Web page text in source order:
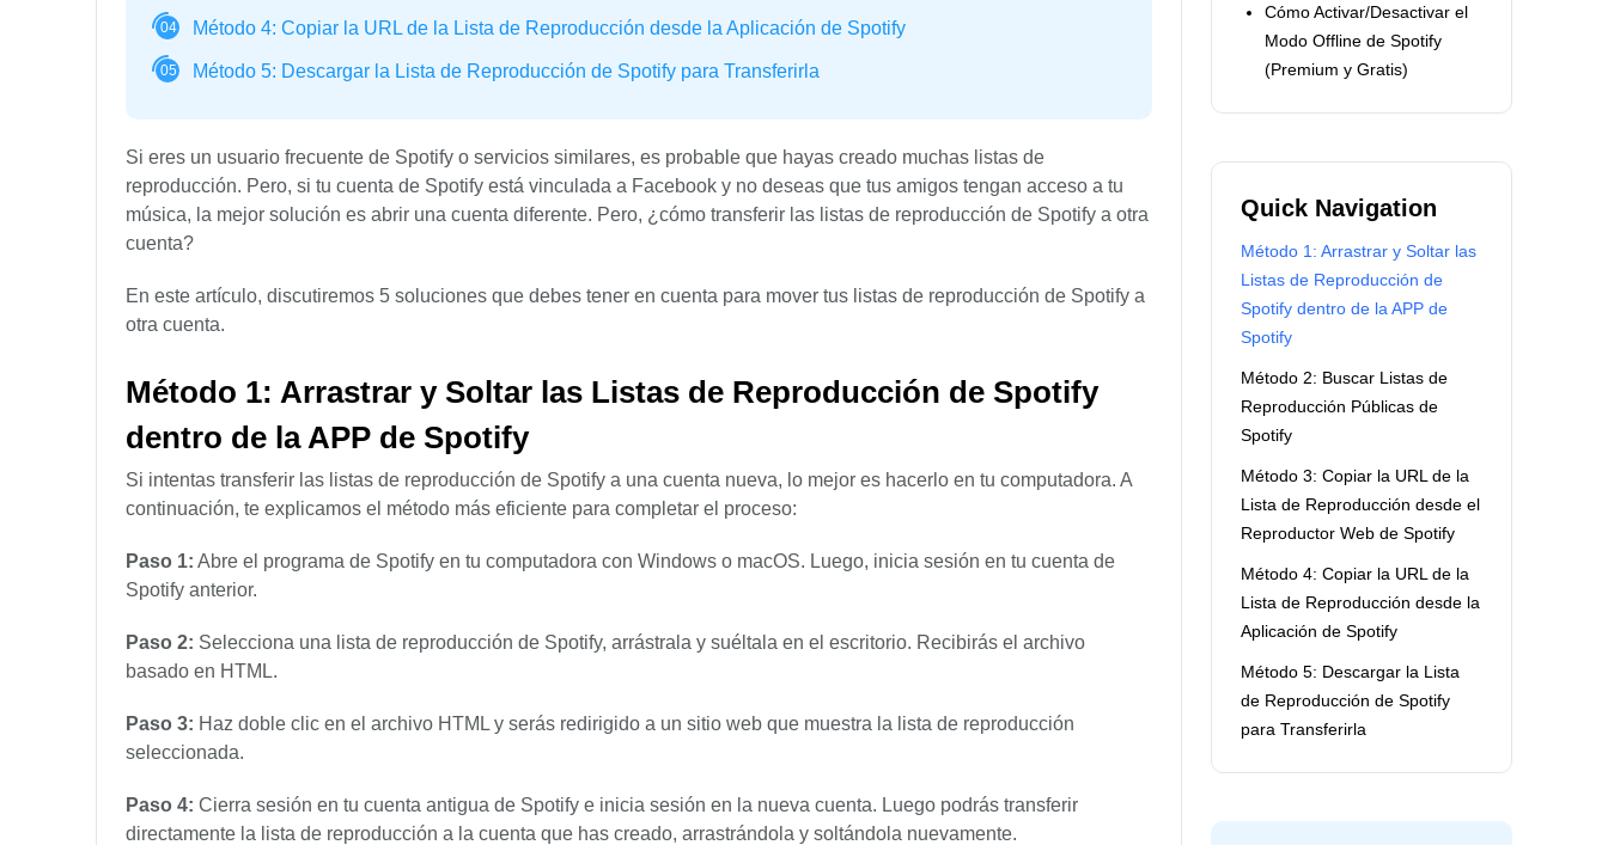
04 Método 4: Copiar la URL de la Lista de Reproducción desde la Aplicación de Spotify
05 Método 5: Descargar la Lista de Reproducción de Spotify para Transferirla
Si eres un usuario frecuente de Spotify o servicios similares, es probable que hayas creado muchas listas de
reproducción. Pero, si tu cuenta de Spotify está vinculada a Facebook y no deseas que tus amigos tengan acceso a tu
música, la mejor solución es abrir una cuenta diferente. Pero, ¿cómo transferir las listas de reproducción de Spotify a otra
cuenta?
En este artículo, discutiremos 5 soluciones que debes tener en cuenta para mover tus listas de reproducción de Spotify a
otra cuenta.
Método 1: Arrastrar y Soltar las Listas de Reproducción de Spotify
dentro de la APP de Spotify
Si intentas transferir las listas de reproducción de Spotify a una cuenta nueva, lo mejor es hacerlo en tu computadora. A
continuación, te explicamos el método más eficiente para completar el proceso:
Paso 1: Abre el programa de Spotify en tu computadora con Windows o macOS. Luego, inicia sesión en tu cuenta de
Spotify anterior.
Paso 2: Selecciona una lista de reproducción de Spotify, arrástrala y suéltala en el escritorio. Recibirás el archivo
basado en HTML.
Paso 3: Haz doble clic en el archivo HTML y serás redirigido a un sitio web que muestra la lista de reproducción
seleccionada.
Paso 4: Cierra sesión en tu cuenta antigua de Spotify e inicia sesión en la nueva cuenta. Luego podrás transferir
directamente la lista de reproducción a la cuenta que has creado, arrastrándola y soltándola nuevamente.
Cómo Activar/Desactivar el
Modo Offline de Spotify
(Premium y Gratis)
Quick Navigation
Método 1: Arrastrar y Soltar las
Listas de Reproducción de
Spotify dentro de la APP de
Spotify
Método 2: Buscar Listas de
Reproducción Públicas de
Spotify
Método 3: Copiar la URL de la
Lista de Reproducción desde el
Reproductor Web de Spotify
Método 4: Copiar la URL de la
Lista de Reproducción desde la
Aplicación de Spotify
Método 5: Descargar la Lista
de Reproducción de Spotify
para Transferirla